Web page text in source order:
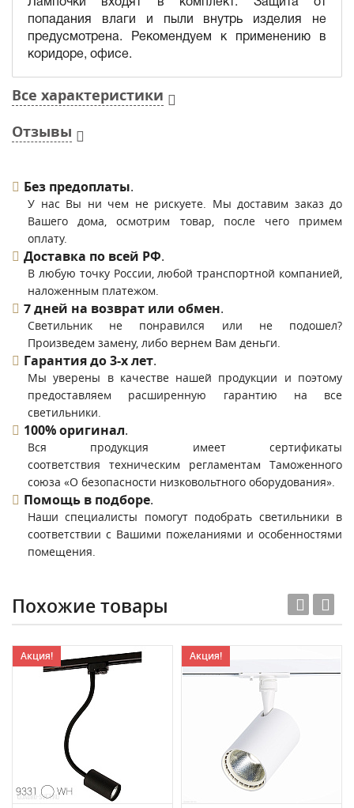
попадания влаги и пыли внутрь изделия не
предусмотрена. Рекомендуем к применению в
коридоре, офисе.
Все характеристики
Отзывы
Без предоплаты.
У нас Вы ни чем не рискуете. Мы доставим заказ до
Вашего дома, осмотрим товар, после чего примем
оплату.
Доставка по всей РФ.
В любую точку России, любой транспортной компанией,
наложенным платежом.
7 дней на возврат или обмен.
Светильник не понравился или не подошел?
Произведем замену, либо вернем Вам деньги.
Гарантия до 3-х лет.
Мы уверены в качестве нашей продукции и поэтому
предоставляем расширенную гарантию на все
светильники.
100% оригинал.
Вся продукция имеет сертификаты
соответствия техническим регламентам Таможенного
союза «О безопасности низковольтного оборудования».
Помощь в подборе.
Наши специалисты помогут подобрать светильники в
соответствии с Вашими пожеланиями и особенностями
помещения.
Похожие товары
Акция! Акция!